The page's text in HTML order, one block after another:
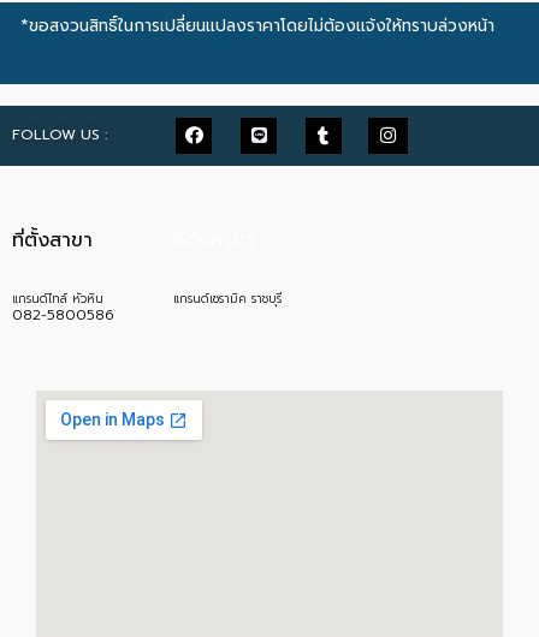
*ขอสงวนสิทธิ์ในการเปลี่ยนแปลงราคาโดยไม่ต้องแจ้งให้ทราบล่วงหน้า
FOLLOW US :
ที่ตั้งสาขา
แกรนด์ไทล์ หัวหิน
082-5800586
แกรนด์เซรามิค ราชบุรี